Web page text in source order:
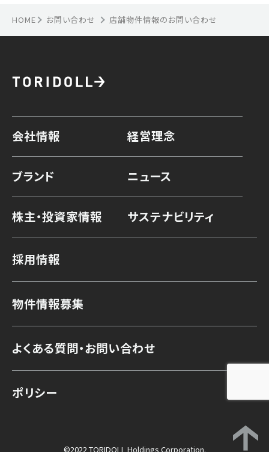
HOME お問い合わせ 店舗物件情報のお問い合わせ
会社情報 経営理念
ブランド ニュース
株主・投資家情報 サステナビリティ
採用情報
物件情報募集
よくある質問・お問い合わせ
ポリシー
©2022 TORIDOLL Holdings Corporation.